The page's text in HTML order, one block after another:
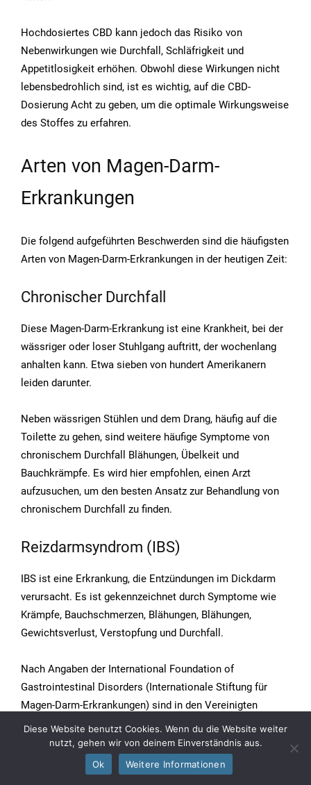
Hochdosiertes CBD kann jedoch das Risiko von
Nebenwirkungen wie Durchfall, Schläfrigkeit und
Appetitlosigkeit erhöhen. Obwohl diese Wirkungen nicht
lebensbedrohlich sind, ist es wichtig, auf die CBD-
Dosierung Acht zu geben, um die optimale Wirkungsweise
des Stoffes zu erfahren.
Arten von Magen-Darm-
Erkrankungen
Die folgend aufgeführten Beschwerden sind die häufigsten
Arten von Magen-Darm-Erkrankungen in der heutigen Zeit:
Chronischer Durchfall
Diese Magen-Darm-Erkrankung ist eine Krankheit, bei der
wässriger oder loser Stuhlgang auftritt, der wochenlang
anhalten kann. Etwa sieben von hundert Amerikanern
leiden darunter.
Neben wässrigen Stühlen und dem Drang, häufig auf die
Toilette zu gehen, sind weitere häufige Symptome von
chronischem Durchfall Blähungen, Übelkeit und
Bauchkrämpfe. Es wird hier empfohlen, einen Arzt
aufzusuchen, um den besten Ansatz zur Behandlung von
chronischem Durchfall zu finden.
Reizdarmsyndrom (IBS)
IBS ist eine Erkrankung, die Entzündungen im Dickdarm
verursacht. Es ist gekennzeichnet durch Symptome wie
Krämpfe, Bauchschmerzen, Blähungen, Blähungen,
Gewichtsverlust, Verstopfung und Durchfall.
Nach Angaben der International Foundation of
Gastrointestinal Disorders (Internationale Stiftung für
Magen-Darm-Erkrankungen) sind in den Vereinigten
Staaten etwa 25 bis 45 Millionen Menschen vom
Reizdarmsyndrom betroffen, wobei zwei von drei
Betroffenen Frauen sind(35)
Diese Website benutzt Cookies. Wenn du die Website weiter
nutzt, gehen wir von deinem Einverständnis aus.
Ok
Weitere Informationen